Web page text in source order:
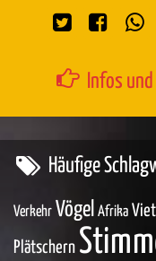
Infos
Häufige
Verkehr Vögel Afrika
Plätschern